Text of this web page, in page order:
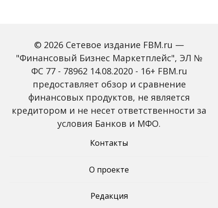
Зарплаты вырастут,
банки включат защиту
от мошенников: какие
новые законы ждут
россиян с октября
Россиян предупредили
мошенников на фоне
снижения ключевой
ставки
© 2026 Сетевое издание FBM.ru —
"Финансовый Бизнес Маркетплейс", ЭЛ №
ФС 77 - 78962 14.08.2020 - 16+ FBM.ru
предоставляет обзор и сравнение
финансовых продуктов, не является
кредитором и не несет ответственности за
условия Банков и МФО.
Контакты
О проекте
Редакция